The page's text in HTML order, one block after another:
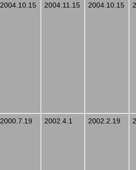
2004.10.15 2004.11.15 2004.10.15
2000.7.19 2002.4.1 2002.2.19